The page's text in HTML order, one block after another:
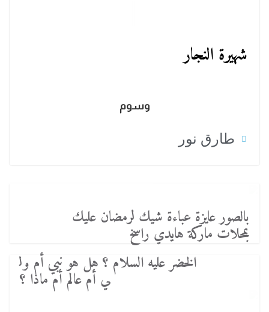
شهيرة النجار
وسوم
طارق نور
بالصور عايزة عباءة شيك لرمضان عليك
بمحلات ماركة هايدي راسخ
الخضر عليه السلام ؟‏ هل هو نبي أم ول
ي أم عالم أم ماذا ؟